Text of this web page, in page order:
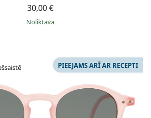
30,00 €
Noliktavā
PIEEJAMS ARĪ AR RECEPTI